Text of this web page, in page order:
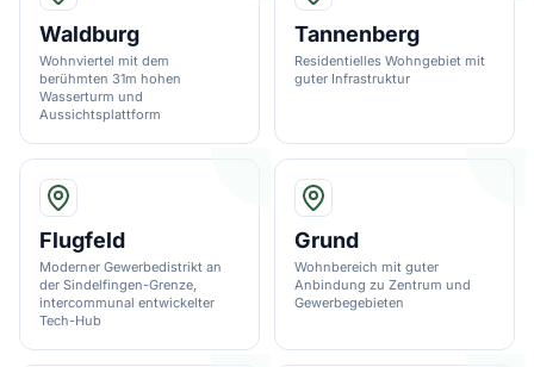
Waldburg
Wohnviertel mit dem
berühmten 31m hohen
Wasserturm und
Aussichtsplattform
Tannenberg
Residentielles Wohngebiet mit
guter Infrastruktur
Flugfeld
Moderner Gewerbedistrikt an
der Sindelfingen-Grenze,
intercommunal entwickelter
Tech-Hub
Grund
Wohnbereich mit guter
Anbindung zu Zentrum und
Gewerbegebieten